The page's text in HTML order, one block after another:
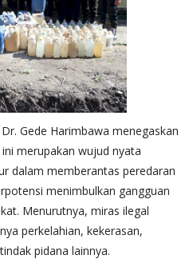
Gede Harimbawa menegaskan
merupakan wujud nyata
dalam memberantas peredaran
menimbulkan gangguan
Menurutnya, miras ilegal
perkelahian, kekerasan,
pidana lainnya.